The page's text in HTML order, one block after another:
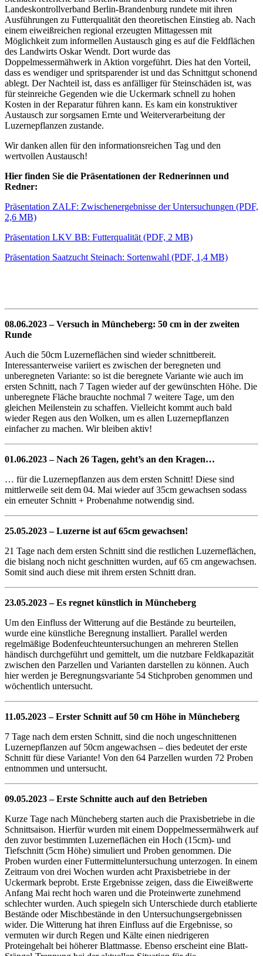
Landeskontrollverband Berlin-Brandenburg rundete mit ihren
Ausführungen zu Futterqualität den theoretischen Einstieg ab. Nach
einem eiweißreichen regional erzeugten Mittagessen mit
Möglichkeit zum informellen Austausch ging es auf die Feldflächen
des Landwirts Oskar Wendt. Dort wurde das
Doppelmessermähwerk in Aktion vorgeführt. Dies hat den Vorteil,
dass es wendiger und spritsparender ist und das Schnittgut schonend
ablegt. Der Nachteil ist, dass es anfälliger für Steinschäden ist, was
für steinreiche Gegenden wie die Uckermark schnell zu hohen
Kosten in der Reparatur führen kann. Es kam ein konstruktiver
Austausch zur sorgsamen Ernte und Weiterverarbeitung der
Luzernepflanzen zustande.
Wir danken allen für den informationsreichen Tag und den
wertvollen Austausch!
Hier finden Sie die Präsentationen der Rednerinnen und
Redner:
Präsentation ZALF: Zwischenergebnisse der Untersuchungen (PDF,
2,6 MB)
Präsentation LKV BB: Futterqualität (PDF, 2 MB)
Präsentation Saatzucht Steinach: Sortenwahl (PDF, 1,4 MB)
08.06.2023 – Versuch in Müncheberg: 50 cm in der zweiten
Runde
Auch die 50cm Luzerneflächen sind wieder schnittbereit.
Interessanterweise variiert es zwischen der beregneten und
unberegneten Variante: so ist die beregnete Variante wie auch im
ersten Schnitt, nach 7 Tagen wieder auf der gewünschten Höhe. Die
unberegnete Fläche brauchte nochmal 7 weitere Tage, um den
gleichen Meilenstein zu schaffen. Vielleicht kommt auch bald
wieder Regen aus den Wolken, um es allen Luzernepflanzen
einfacher zu machen. Wir bleiben aktiv!
01.06.2023 – Nach 26 Tagen, geht’s an den Kragen…
… für die Luzernepflanzen aus dem ersten Schnitt! Diese sind
mittlerweile seit dem 04. Mai wieder auf 35cm gewachsen sodass
ein erneuter Schnitt + Probenahme notwendig sind.
25.05.2023 – Luzerne ist auf 65cm gewachsen!
21 Tage nach dem ersten Schnitt sind die restlichen Luzerneflächen,
die bislang noch nicht geschnitten wurden, auf 65 cm angewachsen.
Somit sind auch diese mit ihrem ersten Schnitt dran.
23.05.2023 – Es regnet künstlich in Müncheberg
Um den Einfluss der Witterung auf die Bestände zu beurteilen,
wurde eine künstliche Beregnung installiert. Parallel werden
regelmäßige Bodenfeuchteuntersuchungen an mehreren Stellen
händisch durchgeführt und gemittelt, um die nutzbare Feldkapazität
zwischen den Parzellen und Varianten darstellen zu können. Auch
hier werden je Beregnungsvariante 54 Stichproben genommen und
wöchentlich untersucht.
11.05.2023 – Erster Schnitt auf 50 cm Höhe in Müncheberg
7 Tage nach dem ersten Schnitt, sind die noch ungeschnittenen
Luzernepflanzen auf 50cm angewachsen – dies bedeutet der erste
Schnitt für diese Variante! Von den 64 Parzellen wurden 72 Proben
entnommen und untersucht.
09.05.2023 – Erste Schnitte auch auf den Betrieben
Kurze Tage nach Müncheberg starten auch die Praxisbetriebe in die
Schnittsaison. Hierfür wurden mit einem Doppelmessermähwerk auf
den zuvor bestimmten Luzerneflächen ein Hoch (15cm)- und
Tiefschnitt (5cm Höhe) simuliert und Proben genommen. Die
Proben wurden einer Futtermitteluntersuchung unterzogen. In einem
Zeitraum von drei Wochen wurden acht Praxisbetriebe in der
Uckermark beprobt. Erste Ergebnisse zeigen, dass die Eiweißwerte
Anfang Mai recht hoch waren und die Proteinwerte zunehmend
schlechter wurden. Auch spiegeln sich Unterschiede durch etablierte
Bestände oder Mischbestände in den Untersuchungsergebnissen
wider. Die Witterung hat ihren Einfluss auf die Ergebnisse, so
vermuten wir durch Regen und Kälte einen niedrigeren
Proteingehalt bei höherer Blattmasse. Ebenso erscheint eine Blatt-